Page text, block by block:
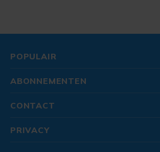
POPULAIR
ABONNEMENTEN
CONTACT
PRIVACY